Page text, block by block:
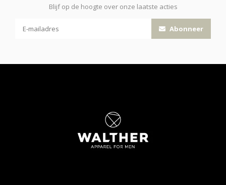
Blijf op de hoogte over onze laatste acties
Abonneer